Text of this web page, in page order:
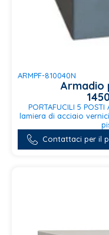
ARMPF-810040N
Armadio
PORTAFUCILI 5
lamiera di acciaio
Contattaci per il